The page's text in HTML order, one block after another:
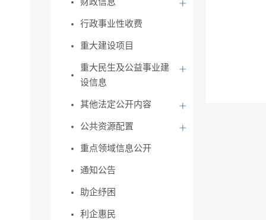
行政事业性收费
重大建设项目
重大民生及公益事业建
设信息
其他法定公开内容
公共资源配置
重点领域信息公开
通知公告
助企纾困
利企惠民